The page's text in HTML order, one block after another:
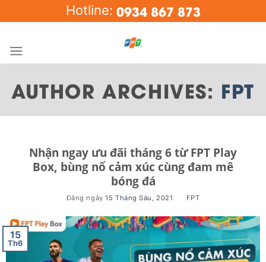
to
Hotline: 0934 867 873
AUTHOR ARCHIVES: FPT
Nhận ngay ưu đãi tháng 6 từ FPT Play
Box, bùng nổ cảm xúc cùng đam mê
bóng đá
Đăng ngày15 Tháng Sáu, 2021 FPT
15
Th6